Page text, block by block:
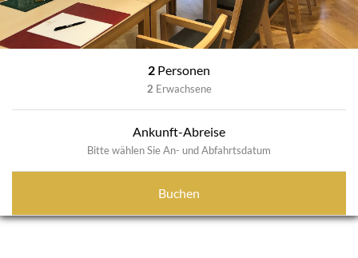
2 Personen
2 Erwachsene
Ankunft-Abreise
Bitte wählen Sie An- und Abfahrtsdatum
Buchen